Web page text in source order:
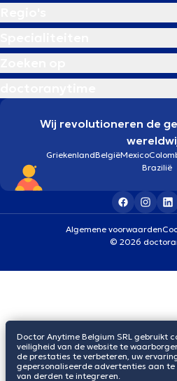
Wij revolutioneren de
GriekenlandBelgiëMexico
Brazilië
Algemene voorwaarden
© 2026
Doctor Anytime Belgium SRL gebruikt
veiligheid van de website te
de prestaties te verbeteren, uw
gepersonaliseerde advertenties aan te
van derden te integreren.